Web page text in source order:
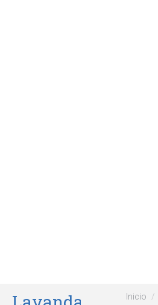
Inicio